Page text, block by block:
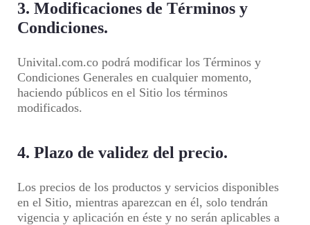
3. Modificaciones de Términos y
Condiciones.
Univital.com.co podrá modificar los Términos y
Condiciones Generales en cualquier momento,
haciendo públicos en el Sitio los términos
modificados.
4. Plazo de validez del precio.
Los precios de los productos y servicios disponibles
en el Sitio, mientras aparezcan en él, solo tendrán
vigencia y aplicación en éste y no serán aplicables a